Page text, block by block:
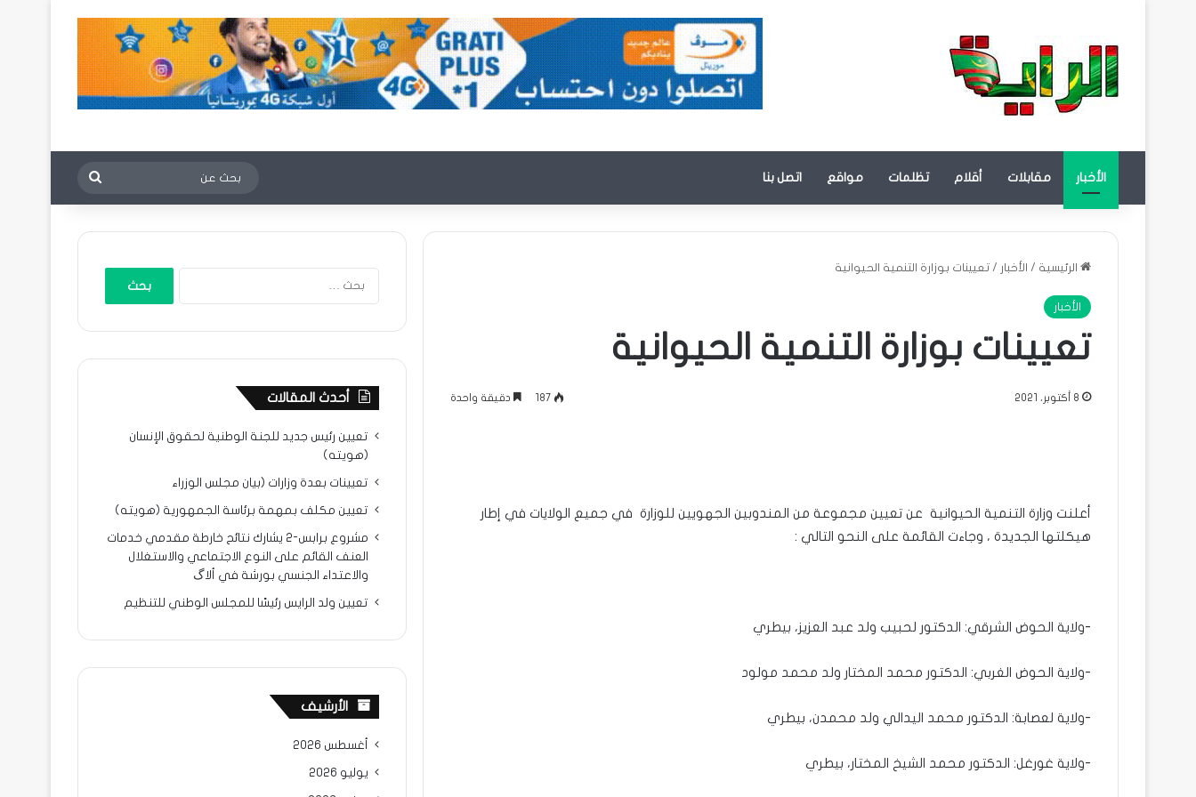
الأخبار مقابلات أقلام تظلمات مواقع اتصل بنا بحث
عن
الرئيسية / الأخبار / تعيينات بوزارة التنمية الحيوانية
الأخبار
تعيينات بوزارة التنمية الحيوانية
8 أكتوبر، 2021 187 دقيقة واحدة
أعلنت وزارة التنمية الحيوانية عن تعيين مجموعة من المندوبين الجهويين للوزارة في جميع الولايات في إطار
هيكلتها الجديدة ، وجاءت القائمة على النحو التالي :
-ولاية الحوض الشرقي: الدكتور لحبيب ولد عبد العزيز، بيطري
-ولاية الحوض الغربي: الدكتور محمد المختار ولد محمد مولود
-ولاية لعصابة: الدكتور محمد اليدالي ولد محمدن، بيطري
-ولاية غورغل: الدكتور محمد الشيخ المختار، بيطري
أحدث المقالات
تعيين رئيس جديد للجنة الوطنية لحقوق الإنسان
(هويته)
تعيينات بعدة وزارات (بيان مجلس الوزراء
تعيين مكلف بمهمة برئاسة الجمهورية (هويته)
مشروع برابس-2 يشارك نتائح خارطة مقدمي خدمات
العنف القائم على النوع الاجتماعي والاستغلال
والاعتداء الجنسي بورشة في ألاگ
تعيين ولد الرايس رئيسًا للمجلس الوطني للتنظيم
الأرشيف
أغسطس 2026
يوليو 2026